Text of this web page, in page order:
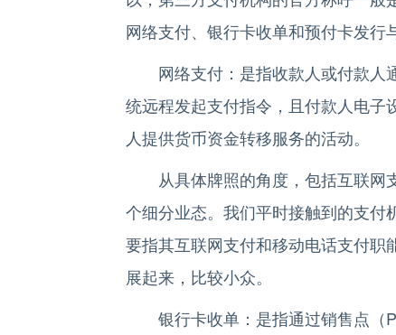
网络支付、银行卡收单和预付卡发行
网络支付：是指收款人或付款人
统远程发起支付指令，且付款人电子
人提供货币资金转移服务的活动。
从具体牌照的角度，包括互联网
个细分业态。我们平时接触到的支付
要指其互联网支付和移动电话支付
展起来，比较小众。
银行卡收单：是指通过销售点（